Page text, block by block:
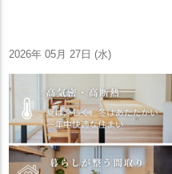
2026年 05月 27日 (水)